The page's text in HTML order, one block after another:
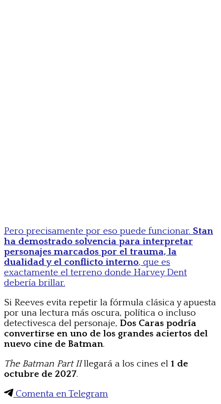
Pero precisamente por eso puede funcionar. Stan
ha demostrado solvencia para interpretar
personajes marcados por el trauma, la
dualidad y el conflicto interno, que es
exactamente el terreno donde Harvey Dent
debería brillar.
Si Reeves evita repetir la fórmula clásica y apuesta
por una lectura más oscura, política o incluso
detectivesca del personaje, Dos Caras podría
convertirse en uno de los grandes aciertos del
nuevo cine de Batman.
The Batman Part IIllegará a los cines el 1 de
octubre de 2027.
Comenta en Telegram